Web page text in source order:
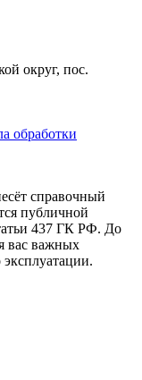
округ, пос.
обработки
справочный
публичной
437 ГК РФ. До
вас важных
эксплуатации.